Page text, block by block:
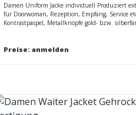
Damen Uniform Jacke individuell Produziert
für Doorwoman, Rezeption, Empfang, Service
Kontrastpaspel, Metallknöpfe gold- bzw.
leichte, strapazierfähige und weiche Stretch -
Preise: anmelden